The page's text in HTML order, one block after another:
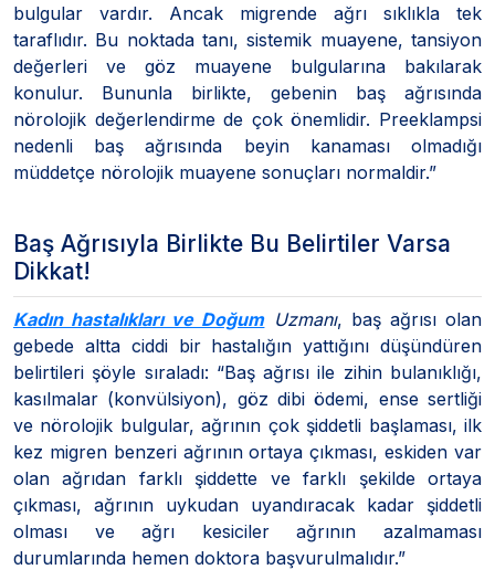
bulgular vardır. Ancak migrende ağrı sıklıkla tek
taraflıdır. Bu noktada tanı, sistemik muayene, tansiyon
değerleri ve göz muayene bulgularına bakılarak
konulur. Bununla birlikte, gebenin baş ağrısında
nörolojik değerlendirme de çok önemlidir. Preeklampsi
nedenli baş ağrısında beyin kanaması olmadığı
müddetçe nörolojik muayene sonuçları normaldir.”
Baş Ağrısıyla Birlikte Bu Belirtiler Varsa
Dikkat!
Kadın hastalıkları ve DoğumUzmanı, baş ağrısı olan
gebede altta ciddi bir hastalığın yattığını düşündüren
belirtileri şöyle sıraladı: “Baş ağrısı ile zihin bulanıklığı,
kasılmalar (konvülsiyon), göz dibi ödemi, ense sertliği
ve nörolojik bulgular, ağrının çok şiddetli başlaması, ilk
kez migren benzeri ağrının ortaya çıkması, eskiden var
olan ağrıdan farklı şiddette ve farklı şekilde ortaya
çıkması, ağrının uykudan uyandıracak kadar şiddetli
olması ve ağrı kesiciler ağrının azalmaması
durumlarında hemen doktora başvurulmalıdır.”